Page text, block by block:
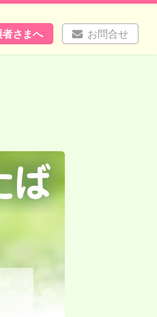
者さまへ お問合せ